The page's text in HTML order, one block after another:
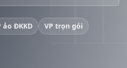
ảo ĐKKD
VP trọn gói